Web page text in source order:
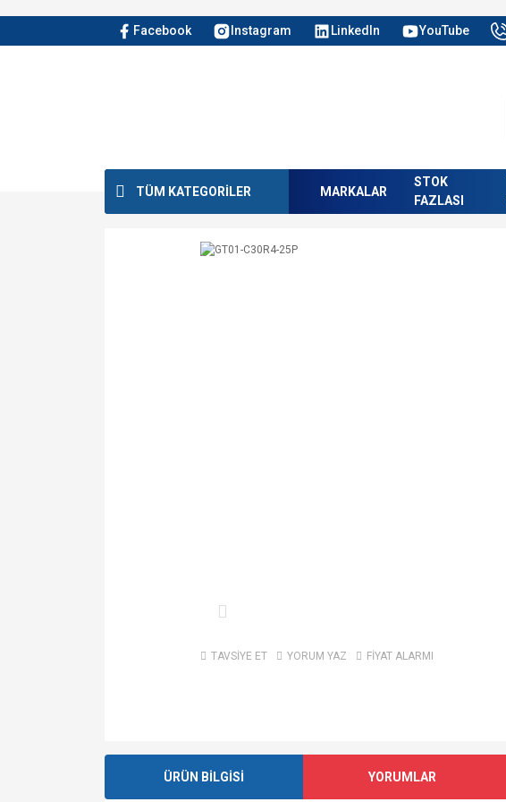
Facebook Instagram LinkedIn YouTube
TÜM KATEGORİLER MARKALAR
STOK
FAZLASI
TAVSİYE ET YORUM YAZ FİYAT ALARMI
ÜRÜN BİLGİSİ YORUMLAR